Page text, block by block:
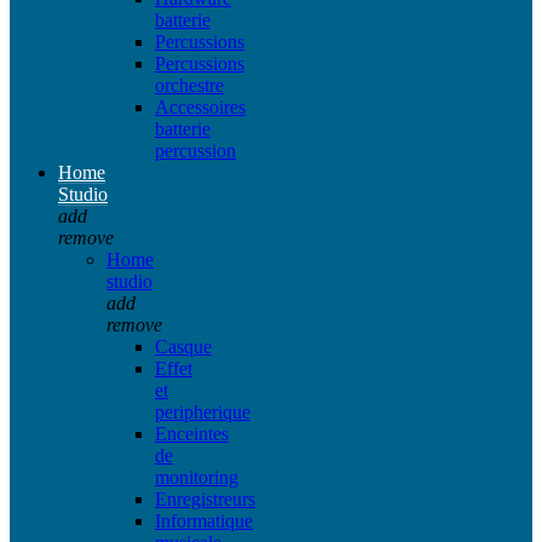
batterie
Percussions
Percussions
orchestre
Accessoires
batterie
percussion
Home
Studio
add
remove
Home
studio
add
remove
Casque
Effet
et
peripherique
Enceintes
de
monitoring
Enregistreurs
Informatique